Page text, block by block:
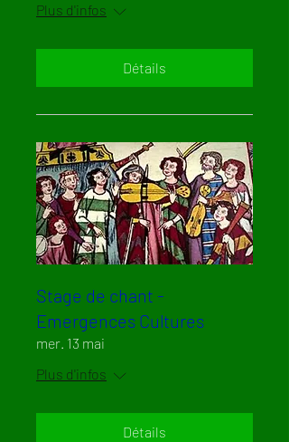
Plus d'infos
Détails
Stage de chant -
Emergences Cultures
mer. 13 mai
Plus d'infos
Détails